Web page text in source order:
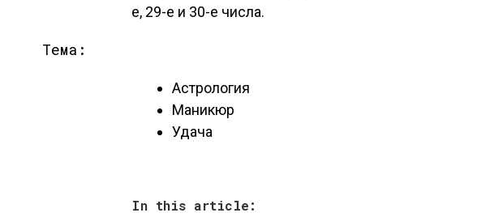
е, 29-е и 30-е числа.
Тема:
Астрология
Маникюр
Удача
In this article: